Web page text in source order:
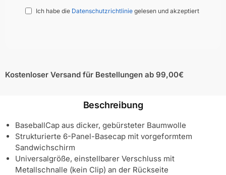
Ich habe die Datenschutzrichtlinie gelesen und akzeptiert
Kostenloser Versand für Bestellungen ab 99,00€
Beschreibung
BaseballCap aus dicker, gebürsteter Baumwolle
Strukturierte 6-Panel-Basecap mit vorgeformtem
Sandwichschirm
Universalgröße, einstellbarer Verschluss mit
Metallschnalle (kein Clip) an der Rückseite